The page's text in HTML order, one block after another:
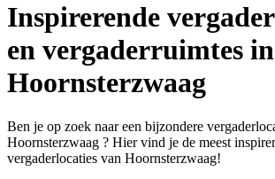
Inspirerende
en vergaderruimtes in
Hoornsterzwaag
Ben je op zoek naar een bijzondere
Hoornsterzwaag ? Hier vind je de meest
vergaderlocaties van Hoornsterzwaag!